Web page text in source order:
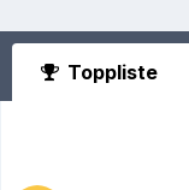
Toppliste